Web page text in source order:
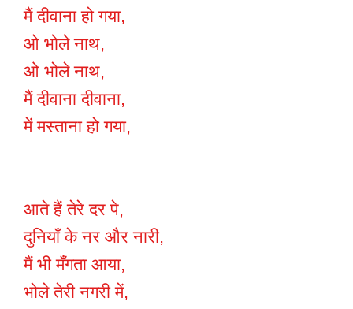
मैं दीवाना हो गया,
ओ भोले नाथ,
ओ भोले नाथ,
मैं दीवाना दीवाना,
में मस्ताना हो गया,
आते हैं तेरे दर पे,
दुनियाँ के नर और नारी,
मैं भी मँगता आया,
भोले तेरी नगरी में,